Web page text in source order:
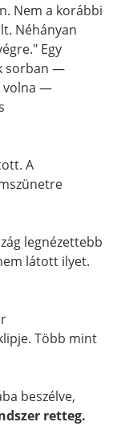
Nem a korábbi
Néhányan
Egy
sorban —
volna —
A
legnézettebb
látott ilyet.
Több mint
beszélve,
retteg.